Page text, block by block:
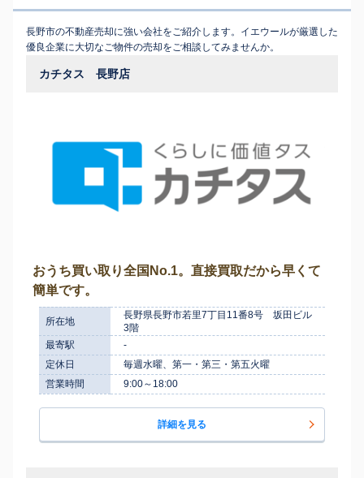
長野市の不動産売却に強い会社をご紹介します。イエウールが厳選した
優良企業に大切なご物件の売却をご相談してみませんか。
カチタス 長野店
おうち買い取り全国No.1。直接買取だから早くて
簡単です。
所在地
長野県長野市若里7丁目11番8号 坂田ビル
3階
最寄駅
-
定休日
毎週水曜、第一・第三・第五火曜
営業時間
9:00～18:00
詳細を見る